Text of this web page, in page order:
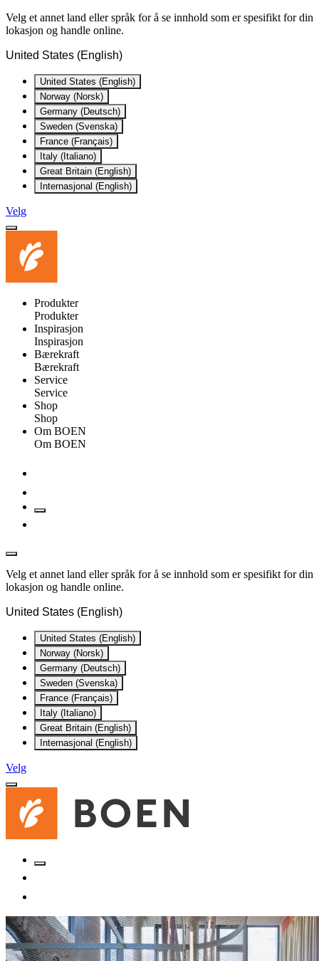
Velg et annet land eller språk for å se innhold som er spesifikt for din
lokasjon og handle online.
United States (English)
United States (English)
Norway (Norsk)
Germany (Deutsch)
Sweden (Svenska)
France (Français)
Italy (Italiano)
Great Britain (English)
Internasjonal (English)
Velg
Produkter
Produkter
Inspirasjon
Inspirasjon
Bærekraft
Bærekraft
Service
Service
Shop
Shop
Om BOEN
Om BOEN
Velg et annet land eller språk for å se innhold som er spesifikt for din
lokasjon og handle online.
United States (English)
United States (English)
Norway (Norsk)
Germany (Deutsch)
Sweden (Svenska)
France (Français)
Italy (Italiano)
Great Britain (English)
Internasjonal (English)
Velg